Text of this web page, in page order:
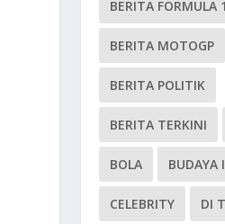
BERITA FORMULA 1
BERITA MOTOGP
BERITA POLITIK
BERITA TERKINI
BOLA BUDAYA
CELEBRITY DI